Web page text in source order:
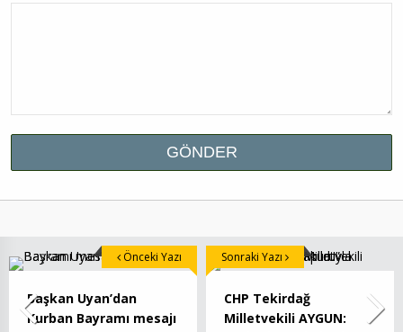
Başkan Uyan’dan
Kurban Bayramı mesajı
Önceki Yazı
CHP Tekirdağ
Milletvekili AYGUN:
Sonraki Yazı